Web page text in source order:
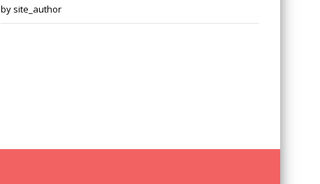
by site_author